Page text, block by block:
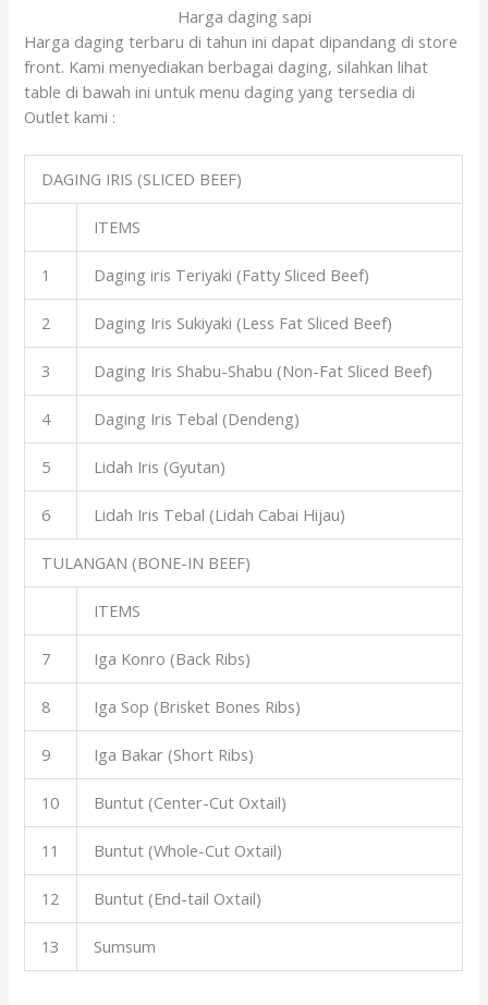
Harga daging sapi
Harga daging terbaru di tahun ini dapat dipandang di store
front. Kami menyediakan berbagai daging, silahkan lihat
table di bawah ini untuk menu daging yang tersedia di
Outlet kami :
DAGING IRIS (SLICED BEEF)
ITEMS
1 Daging iris Teriyaki (Fatty Sliced Beef)
2 Daging Iris Sukiyaki (Less Fat Sliced Beef)
3 Daging Iris Shabu-Shabu (Non-Fat Sliced Beef)
4 Daging Iris Tebal (Dendeng)
5 Lidah Iris (Gyutan)
6 Lidah Iris Tebal (Lidah Cabai Hijau)
TULANGAN (BONE-IN BEEF)
ITEMS
7 Iga Konro (Back Ribs)
8 Iga Sop (Brisket Bones Ribs)
9 Iga Bakar (Short Ribs)
10 Buntut (Center-Cut Oxtail)
11 Buntut (Whole-Cut Oxtail)
12 Buntut (End-tail Oxtail)
13 Sumsum